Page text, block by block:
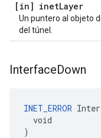
[in] inetLayer
Un puntero al objeto
del túnel.
InterfaceDown
INET_ERROR
  void
)